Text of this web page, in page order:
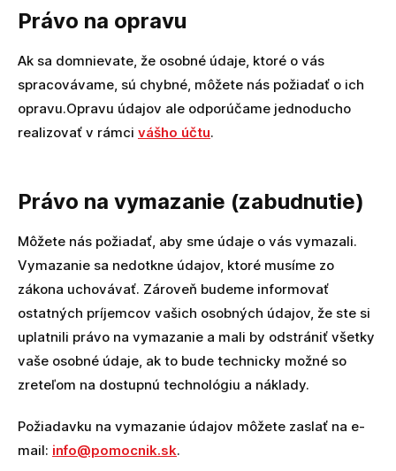
Právo na opravu
Ak sa domnievate, že osobné údaje, ktoré o vás
spracovávame, sú chybné, môžete nás požiadať o ich
opravu.Opravu údajov ale odporúčame jednoducho
realizovať v rámci vášho účtu.
Právo na vymazanie (zabudnutie)
Môžete nás požiadať, aby sme údaje o vás vymazali.
Vymazanie sa nedotkne údajov, ktoré musíme zo
zákona uchovávať. Zároveň budeme informovať
ostatných príjemcov vašich osobných údajov, že ste si
uplatnili právo na vymazanie a mali by odstrániť všetky
vaše osobné údaje, ak to bude technicky možné so
zreteľom na dostupnú technológiu a náklady.
Požiadavku na vymazanie údajov môžete zaslať na e-
mail: info@pomocnik.sk.